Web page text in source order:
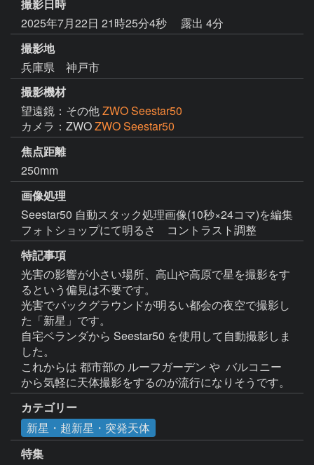
撮影日時
2025年7月22日 21時25分4秒
露出 4分
撮影地
兵庫県 神戸市
撮影機材
望遠鏡：その他ZWO Seestar50
カメラ：ZWOZWO Seestar50
焦点距離
250mm
画像処理
Seestar50 自動スタック処理画像(10秒×24コマ)を編集
特記事項
光害の影響が小さい場所、高山や高原で星を撮影をす
るという偏見は不要です。
光害でバックグラウンドが明るい都会の夜空で撮影し
た「新星」です。
自宅ベランダから Seestar50 を使用して自動撮影しま
した。
これからは 都市部の ルーフガーデン や  バルコニー
カテゴリー
新星・超新星・突発天体
特集